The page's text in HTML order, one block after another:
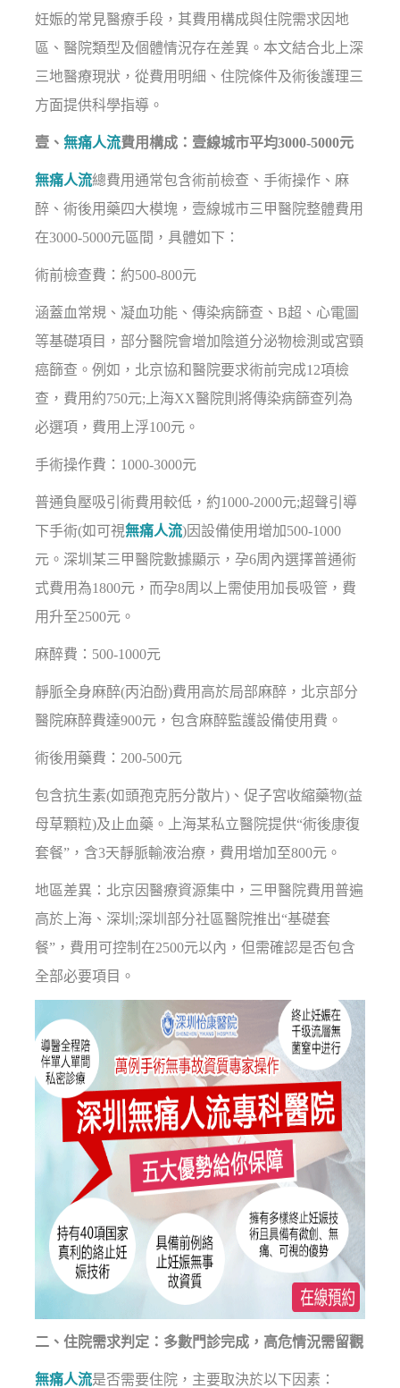
妊娠的常見醫療手段，其費用構成與住院需求因地
區、醫院類型及個體情況存在差異。本文結合北上深
三地醫療現狀，從費用明細、住院條件及術後護理三
方面提供科學指導。
壹、無痛人流費用構成：壹線城市平均3000-5000元
無痛人流總費用通常包含術前檢查、手術操作、麻
醉、術後用藥四大模塊，壹線城市三甲醫院整體費用
在3000-5000元區間，具體如下：
術前檢查費：約500-800元
涵蓋血常規、凝血功能、傳染病篩查、B超、心電圖
等基礎項目，部分醫院會增加陰道分泌物檢測或宮頸
癌篩查。例如，北京協和醫院要求術前完成12項檢
查，費用約750元;上海XX醫院則將傳染病篩查列為
必選項，費用上浮100元。
手術操作費：1000-3000元
普通負壓吸引術費用較低，約1000-2000元;超聲引導
下手術(如可視無痛人流)因設備使用增加500-1000
元。深圳某三甲醫院數據顯示，孕6周內選擇普通術
式費用為1800元，而孕8周以上需使用加長吸管，費
用升至2500元。
麻醉費：500-1000元
靜脈全身麻醉(丙泊酚)費用高於局部麻醉，北京部分
醫院麻醉費達900元，包含麻醉監護設備使用費。
術後用藥費：200-500元
包含抗生素(如頭孢克肟分散片)、促子宮收縮藥物(益
母草顆粒)及止血藥。上海某私立醫院提供“術後康復
套餐”，含3天靜脈輸液治療，費用增加至800元。
地區差異：北京因醫療資源集中，三甲醫院費用普遍
高於上海、深圳;深圳部分社區醫院推出“基礎套
餐”，費用可控制在2500元以內，但需確認是否包含
全部必要項目。
二、住院需求判定：多數門診完成，高危情況需留觀
無痛人流是否需要住院，主要取決於以下因素：